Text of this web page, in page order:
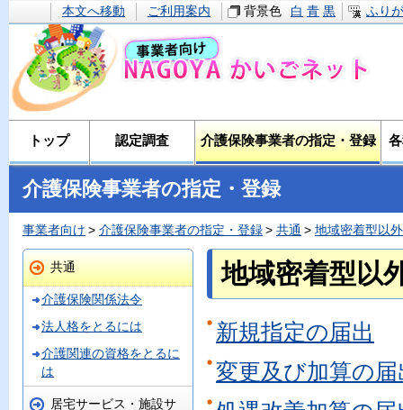
本文へ移動 ご利用案内 背景色 白 青 黒 ふり
トップ 認定調査 介護保険事業者の指定・登録
介護保険事業者の指定・登録
事業者向け 介護保険事業者の指定・登録 共通 地域密着型以
地域密着型以
新規指定の届出
変更及び加算の
共通
介護保険関係法令
法人格をとるには
介護関連の資格をとるに
は
居宅サービス・施設サ